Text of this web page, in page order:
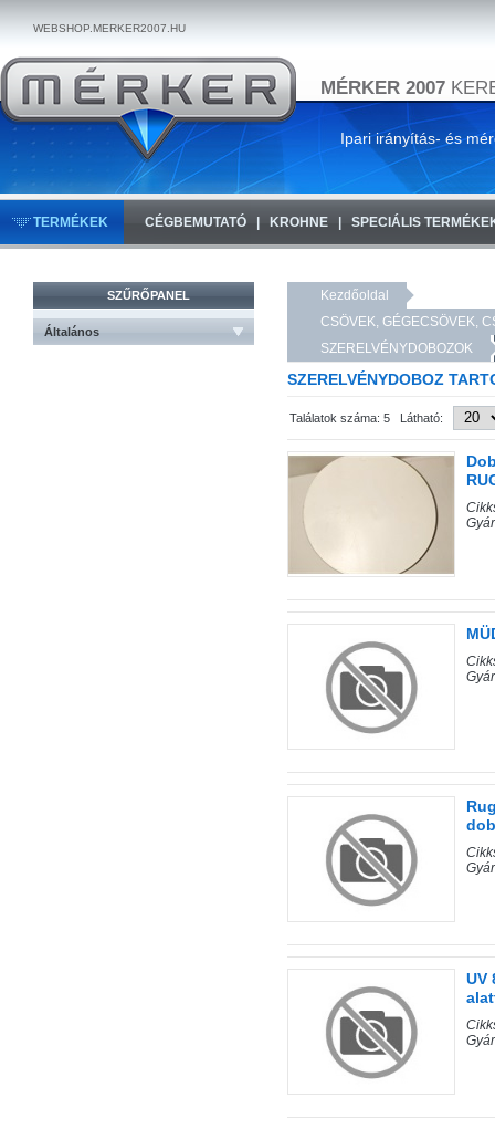
WEBSHOP.MERKER2007.HU
MÉRKER 2007
Ipari irányítás- és
TERMÉKEK CÉGBEMUTATÓ KROHNE SPECIÁLIS
Kezdőoldal
CSÖVEK, GÉGECSÖVEK,
SZERELVÉNYDOBOZOK
SZERELVÉNYDOBOZ
Találatok száma: 5 Látható:
UV
SZŰRŐPANEL
Általános